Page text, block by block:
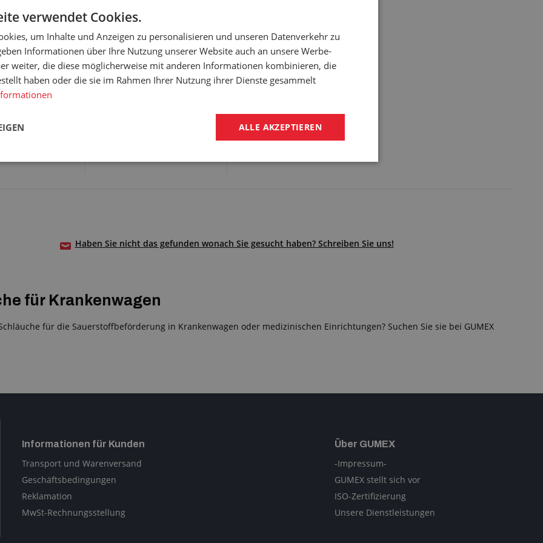
14 bar
und -mantel:
ISO 5359:2008
Arbeitsdruck: 14 bar
Unterdruck: -0,9 bar
Schlauchseele und -mantel:
PVC, antistatisch
Norm: BS EN ISO 5359:2008
Haben Sie nicht das gefunden wonach Sie gesucht haben? Schreiben Sie uns!
für Krankenwagen
für die Sauerstoffbeförderung in Krankenwagen oder medizinischen Einrichtungen? Suchen Sie sie bei GUMEX
Informationen für Kunden
Transport und Warenversand
Geschäftsbedingungen
Reklamation
MwSt-Rechnungsstellung
Über GUMEX
-Impressum-
GUMEX stellt sich vor
ISO-Zertifizierung
Unsere Dienstleistungen
verwendet Cookies.
um Inhalte und Anzeigen zu personalisieren und unseren Datenverkehr zu
Informationen über Ihre Nutzung unserer Website auch an unsere Werbe-
weiter, die diese möglicherweise mit anderen Informationen kombinieren, die
haben oder die sie im Rahmen Ihrer Nutzung ihrer Dienste gesammelt
ALLE AKZEPTIEREN